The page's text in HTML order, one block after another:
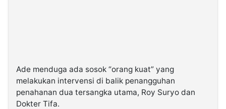
Ade menduga ada sosok “orang kuat” yang
melakukan intervensi di balik penangguhan
penahanan dua tersangka utama, Roy Suryo dan
Dokter Tifa.